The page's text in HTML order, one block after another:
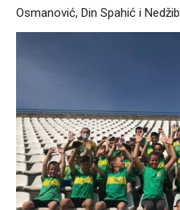
Osmanović, Din Spahić i